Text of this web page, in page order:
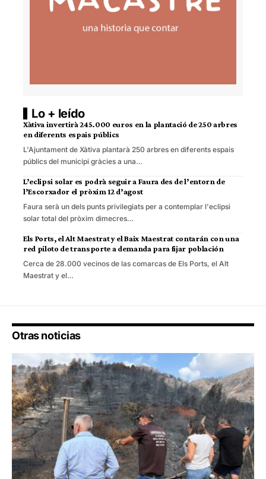
Lo + leído
Xàtiva invertirà 245.000 euros en la plantació de 250 arbres
en diferents espais públics
L'Ajuntament de Xàtiva plantarà 250 arbres en diferents espais
públics del municipi gràcies a una…
L’eclipsi solar es podrà seguir a Faura des de l’entorn de
l’Escorxador el pròxim 12 d’agost
Faura serà un dels punts privilegiats per a contemplar l'eclipsi
solar total del pròxim dimecres…
Els Ports, el Alt Maestrat y el Baix Maestrat contarán con una
red piloto de transporte a demanda para fijar población
Cerca de 28.000 vecinos de las comarcas de Els Ports, el Alt
Maestrat y el…
Otras noticias